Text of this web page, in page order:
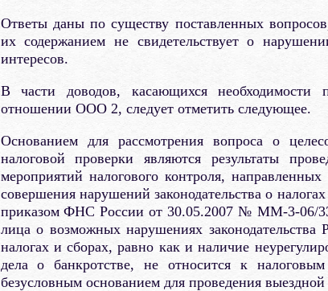
Ответы даны по существу поставленных
их содержанием не свидетельствует о
интересов.
В части доводов, касающихся необходимости
отношении ООО 2, следует отметить следующее.
Основанием для рассмотрения вопроса о
налоговой проверки являются результаты
мероприятий налогового контроля,
совершения нарушений законодательства о
приказом ФНС России от 30.05.2007 № ММ-3-06/
лица о возможных нарушениях законодательства
налогах и сборах, равно как и наличие
дела о банкротстве, не относится к
безусловным основанием для проведения